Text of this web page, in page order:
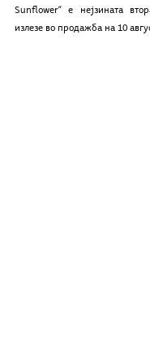
Sunflower“ е нејзината
излезе во продажба на 10